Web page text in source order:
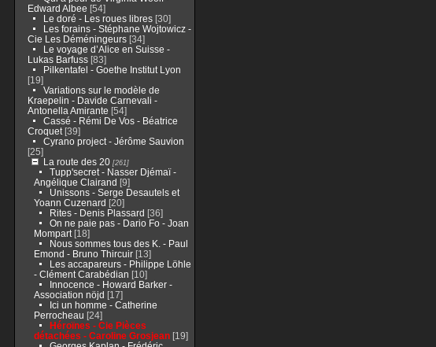
Edward Albee [54]
Le doré - Les roues libres[30]
Les forains - Stéphane Wojtowicz -
Cie Les Déméningeurs[34]
Le voyage d’Alice en Suisse -
Lukas Barfuss[83]
Pilkentafel - Goethe Institut Lyon
[19]
Variations sur le modèle de
Kraepelin - Davide Carnevali -
Antonella Amirante [54]
Cassé - Rémi De Vos - Béatrice
Croquet[39]
Cyrano project - Jérôme Sauvion
[25]
La route des 20[261]
Tupp'secret - Nasser Djémaï -
Angélique Clairand [9]
Unissons - Serge Desautels et
Yoann Cuzenard [20]
Rites - Denis Plassard [36]
On ne paie pas - Dario Fo - Joan
Mompart[18]
Nous sommes tous des K. - Paul
Emond - Bruno Thircuir[13]
Les accapareurs - Philippe Löhle
- Clément Carabédian [10]
Innocence - Howard Barker -
Association nöjd [17]
Ici un homme - Catherine
Perrocheau [24]
Héroïnes - Cie Pièces
détachées - Caroline Grosjean[19]